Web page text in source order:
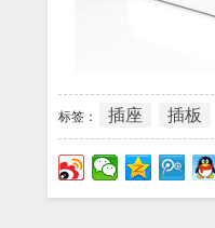
标签： 插座 插板